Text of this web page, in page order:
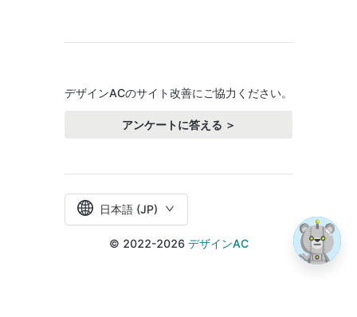
デザインACのサイト改善にご協力ください。
アンケートに答える ＞
日本語 (JP)
© 2022-2026 デザインAC